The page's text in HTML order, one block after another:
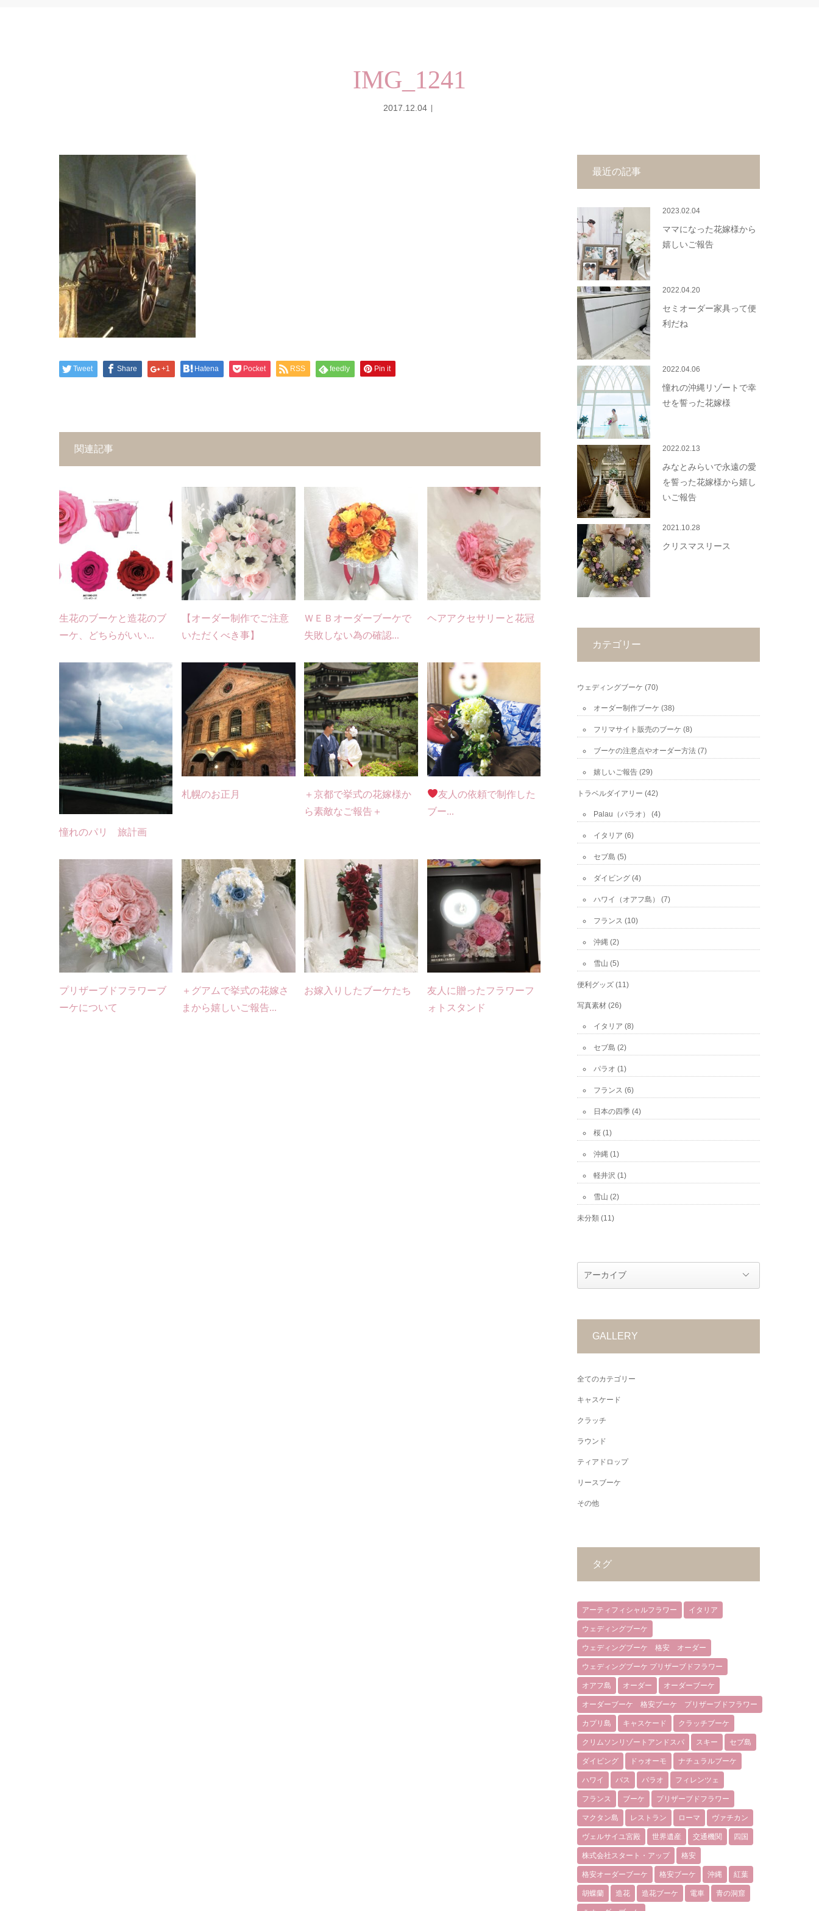
IMG_1241
2017.12.04
Tweet Share +1 Hatena Pocket RSS feedly Pin it
関連記事
生花のブーケと造花のブ
ーケ、どちらがいい...
【オーダー制作でご注意
いただくべき事】
ＷＥＢオーダーブーケで
失敗しない為の確認...
ヘアアクセサリーと花冠
憧れのパリ 旅計画
札幌のお正月
＋京都で挙式の花嫁様か
ら素敵なご報告＋
友人の依頼で制作した
ブー...
プリザーブドフラワーブ
ーケについて
＋グアムで挙式の花嫁さ
まから嬉しいご報告...
お嫁入りしたブーケたち
友人に贈ったフラワーフ
ォトスタンド
最近の記事
2023.02.04
ママになった花嫁様から
嬉しいご報告
2022.04.20
セミオーダー家具って便
利だね
2022.04.06
憧れの沖縄リゾートで幸
せを誓った花嫁様
2022.02.13
みなとみらいで永遠の愛
を誓った花嫁様から嬉し
いご報告
2021.10.28
クリスマスリース
カテゴリー
ウェディングブーケ (70)
オーダー制作ブーケ (38)
フリマサイト販売のブーケ (8)
ブーケの注意点やオーダー方法 (7)
嬉しいご報告 (29)
トラベルダイアリー (42)
Palau（パラオ） (4)
イタリア (6)
セブ島 (5)
ダイビング (4)
ハワイ（オアフ島） (7)
フランス (10)
沖縄 (2)
雪山 (5)
便利グッズ (11)
写真素材 (26)
イタリア (8)
セブ島 (2)
パラオ (1)
フランス (6)
日本の四季 (4)
桜 (1)
沖縄 (1)
軽井沢 (1)
雪山 (2)
未分類 (11)
GALLERY
全てのカテゴリー
キャスケード
クラッチ
ラウンド
ティアドロップ
リースブーケ
その他
タグ
アーティフィシャルフラワー イタリア
ウェディングブーケ
ウェディングブーケ 格安 オーダー
ウェディングブーケ プリザーブドフラワー
オアフ島 オーダー オーダーブーケ
オーダーブーケ 格安ブーケ プリザーブドフラワー
カプリ島 キャスケード クラッチブーケ
クリムソンリゾートアンドスパ スキー セブ島
ダイビング ドゥオーモ ナチュラルブーケ
ハワイ バス パラオ フィレンツェ
フランス ブーケ プリザーブドフラワー
マクタン島 レストラン ローマ ヴァチカン
ヴェルサイユ宮殿 世界遺産 交通機関 四国
株式会社スタート・アップ 格安
格安オーダーブーケ 格安ブーケ 沖縄 紅葉
胡蝶蘭 造花 造花ブーケ 電車 青の洞窟